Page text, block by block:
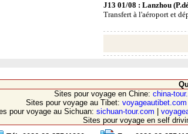
J13 01/08 : Lanzhou
Transfert à l'aéroport et
Sites pour voyage en Chine: china-
Sites pour voyage au Tibet: voyageautibet.com
pour voyage au Sichuan: sichuan-tour.com
Sites pour voyage en self